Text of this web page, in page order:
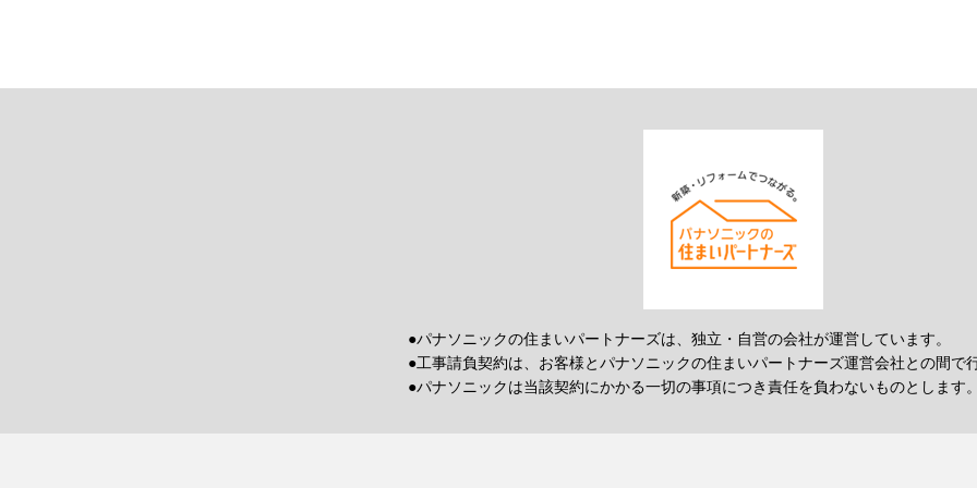
●パナソニックの住まいパートナーズは、独立・自営の会社が運営しています。
●工事請負契約は、お客様とパナソニックの住まいパートナーズ運営会社との間で
●パナソニックは当該契約にかかる一切の事項につき責任を負わないものとします。